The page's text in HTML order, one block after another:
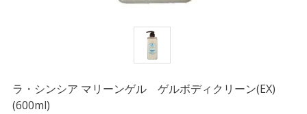
ラ・シンシア マリーンゲル ゲルボディクリーン(EX)
(600ml)